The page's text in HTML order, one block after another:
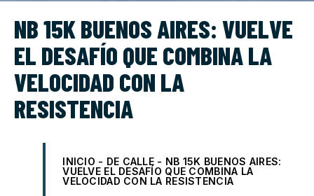
NB 15K BUENOS AIRES: VUELVE
EL DESAFÍO QUE COMBINA LA
VELOCIDAD CON LA
RESISTENCIA
INICIO - DE CALLE - NB 15K BUENOS AIRES:
VUELVE EL DESAFÍO QUE COMBINA LA
VELOCIDAD CON LA RESISTENCIA